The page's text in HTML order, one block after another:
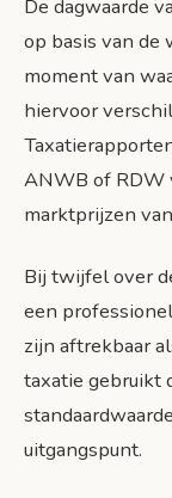
De dagwaarde
op basis van
moment van
hiervoor
ANWB of RDW
marktprijzen
Bij twijfel over
een
zijn aftrekbaar
taxatie gebruikt
uitgangspunt.